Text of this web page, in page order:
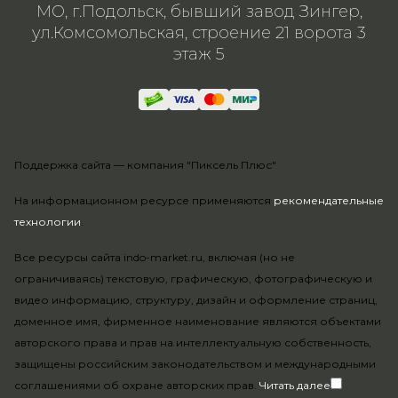
На информационном ресурсе применяются рекомендательные
технологии.
Все ресурсы сайта indo-market.ru, включая (но не
ограничиваясь) текстовую, графическую, фотографическую и
видео информацию, структуру, дизайн и оформление страниц,
доменное имя, фирменное наименование являются объектами
авторского права и прав на интеллектуальную собственность,
защищены российским законодательством и международными
соглашениями об охране авторских прав. Читать далее
МО, г.Подольск, бывший завод Зингер,
ул.Комсомольская, строение 21 ворота 3
этаж 5
Поддержка сайта — компания "Пиксель Плюс"